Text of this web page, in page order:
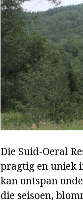
Die Suid-Oeral
pragtig en uniek
kan ontspan
die seisoen,